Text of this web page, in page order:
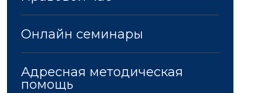
Онлайн семинары
Адресная методическая
помощь